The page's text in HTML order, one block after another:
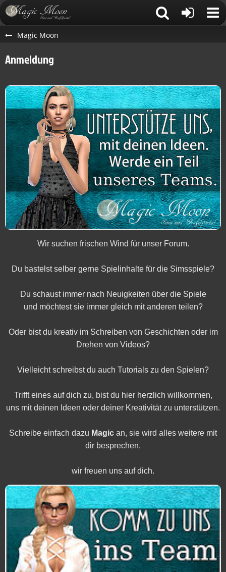
Magic Moon
Anmeldung
Wir suchen frischen Wind für unser Forum.
Du bastelst selber gerne Spielinhalte für die Simsspiele?
Du schaust immer nach Neuigkeiten über die Spiele
und möchtest sie immer gleich mit anderen teilen?
Oder bist du kreativ im Schreiben von Geschichten oder im
Drehen von Videos?
Vielleicht schreibst du auch Tutorials zu den Spielen?
Trifft eines auf dich zu, bist du hier herzlich willkommen,
uns mit deinen Ideen oder deiner Kreativität zu unterstützen.
Schreibe einfach dazu Magic an, sie wird alles weitere mit
dir besprechen,
wir freuen uns auf dich.